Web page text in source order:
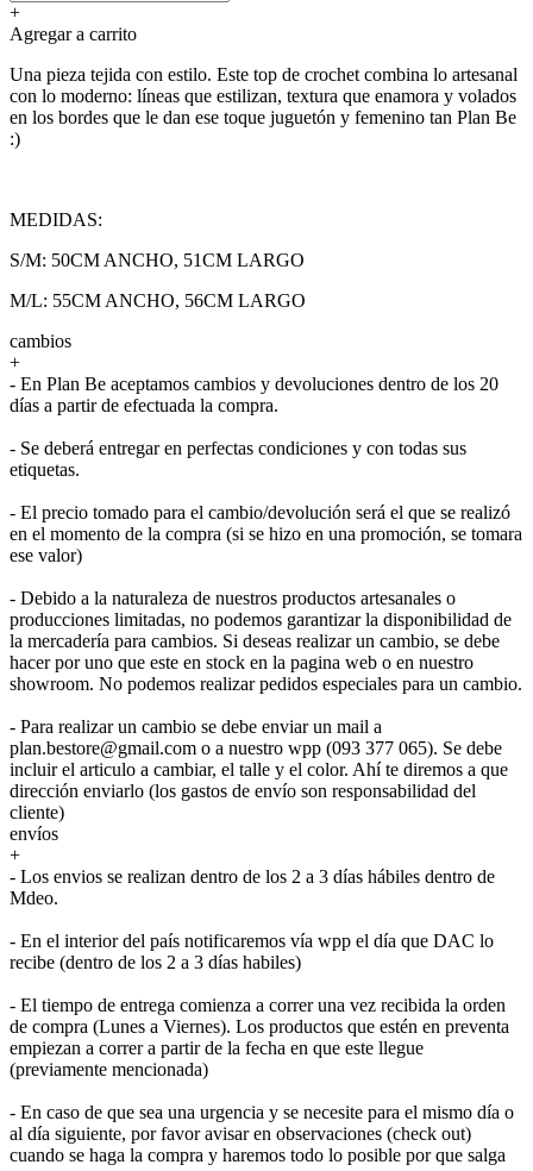
+
Agregar a carrito
Una pieza tejida con estilo. Este top de crochet combina lo artesanal
con lo moderno: líneas que estilizan, textura que enamora y volados
en los bordes que le dan ese toque juguetón y femenino tan Plan Be
:)
MEDIDAS:
S/M: 50CM ANCHO, 51CM LARGO
M/L: 55CM ANCHO, 56CM LARGO
cambios
+
- En Plan Be aceptamos cambios y devoluciones dentro de los 20
días a partir de efectuada la compra.
- Se deberá entregar en perfectas condiciones y con todas sus
etiquetas.
- El precio tomado para el cambio/devolución será el que se realizó
en el momento de la compra (si se hizo en una promoción, se tomara
ese valor)
- Debido a la naturaleza de nuestros productos artesanales o
producciones limitadas, no podemos garantizar la disponibilidad de
la mercadería para cambios. Si deseas realizar un cambio, se debe
hacer por uno que este en stock en la pagina web o en nuestro
showroom. No podemos realizar pedidos especiales para un cambio.
- Para realizar un cambio se debe enviar un mail a
plan.bestore@gmail.com o a nuestro wpp (093 377 065). Se debe
incluir el articulo a cambiar, el talle y el color. Ahí te diremos a que
dirección enviarlo (los gastos de envío son responsabilidad del
cliente)
envíos
+
- Los envios se realizan dentro de los 2 a 3 días hábiles dentro de
Mdeo.
- En el interior del país notificaremos vía wpp el día que DAC lo
recibe (dentro de los 2 a 3 días habiles)
- El tiempo de entrega comienza a correr una vez recibida la orden
de compra (Lunes a Viernes). Los productos que estén en preventa
empiezan a correr a partir de la fecha en que este llegue
(previamente mencionada)
- En caso de que sea una urgencia y se necesite para el mismo día o
al día siguiente, por favor avisar en observaciones (check out)
cuando se haga la compra y haremos todo lo posible por que salga